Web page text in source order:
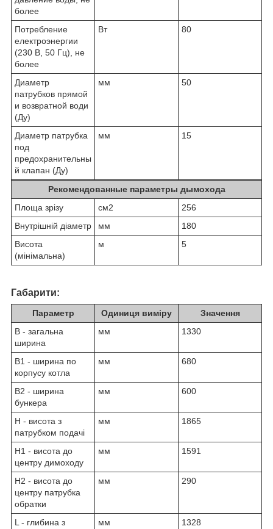
более
Потребление
електроэнергии
(230 В, 50 Гц), не
более
Вт 80
Диаметр
патрубков прямой
и возвратной води
(Ду)
мм 50
Диаметр патрубка
под
предохранительны
й клапан (Ду)
мм 15
Рекомендованные параметры дымохода
Площа зрізу
см2
256
Внутрішній діаметр
мм
180
Висота
(мінімальна)
м 5
Габарити:
Параметр Одиниця виміру
Значення
В - загальна
ширина
мм 1330
В1 - ширина по
корпусу котла
мм 680
В2 - ширина
бункера
мм 600
Н - висота з
патрубком подачі
мм 1865
Н1 - висота до
центру димоходу
мм 1591
Н2 - висота до
центру патрубка
обратки
мм 290
L - глибина з
мм 1328